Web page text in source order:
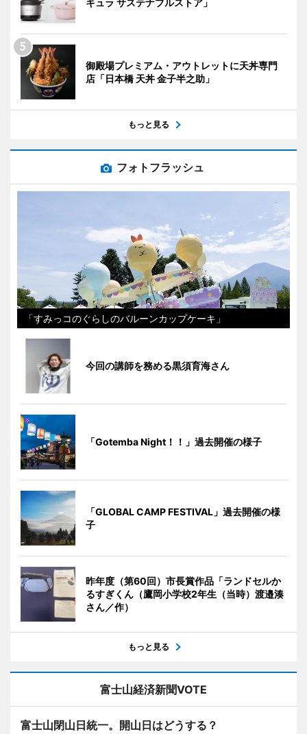
御殿場プレミアム・アウトレットに天丼専門
店「日本橋 天丼 金子半之助」
もっと見る
フォトフラッシュ
「すみっコのぐらしのバルーンカップケーキ」
今回の講師を務める黒須育海さん
「Gotemba Night！！」過去開催の様子
「GLOBAL CAMP FESTIVAL」過去開催の様
子
昨年度（第60回）市長賞作品「ランドセルか
るすぎくん（鷹岡小学校2年生（当時）渡邉湊
さん／作）
もっと見る
富士山経済新聞VOTE
富士山閉山日統一。開山日はどうする？